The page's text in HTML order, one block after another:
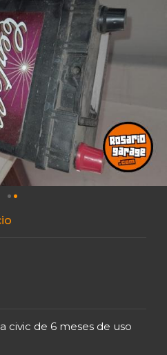
civic de 6 meses de uso